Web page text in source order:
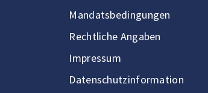
Mandatsbedingungen
Rechtliche Angaben
Impressum
Datenschutzinformation